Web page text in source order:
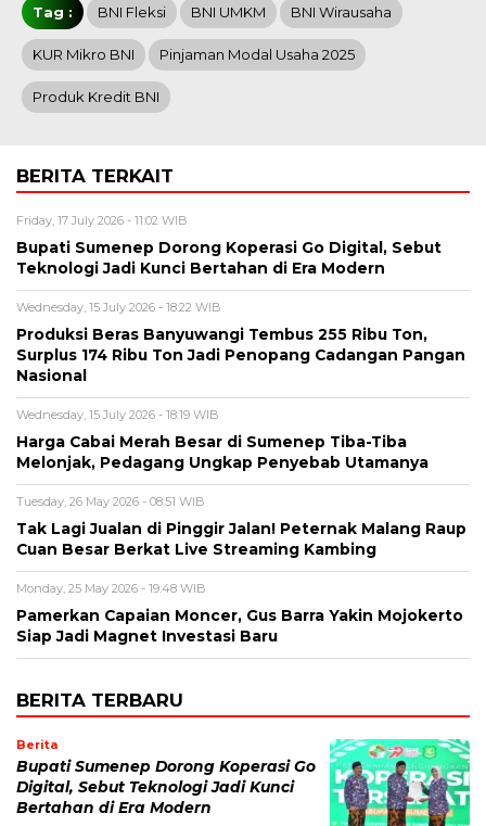
Tag : BNI Fleksi BNI UMKM BNI Wirausaha
KUR Mikro BNI Pinjaman Modal Usaha 2025
Produk Kredit BNI
BERITA TERKAIT
Friday, 17 July 2026 - 11:02 WIB
Bupati Sumenep Dorong Koperasi Go Digital, Sebut
Teknologi Jadi Kunci Bertahan di Era Modern
Wednesday, 15 July 2026 - 18:22 WIB
Produksi Beras Banyuwangi Tembus 255 Ribu Ton,
Surplus 174 Ribu Ton Jadi Penopang Cadangan Pangan
Nasional
Wednesday, 15 July 2026 - 18:19 WIB
Harga Cabai Merah Besar di Sumenep Tiba-Tiba
Melonjak, Pedagang Ungkap Penyebab Utamanya
Tuesday, 26 May 2026 - 08:51 WIB
Tak Lagi Jualan di Pinggir Jalan! Peternak Malang Raup
Cuan Besar Berkat Live Streaming Kambing
Monday, 25 May 2026 - 19:48 WIB
Pamerkan Capaian Moncer, Gus Barra Yakin Mojokerto
Siap Jadi Magnet Investasi Baru
BERITA TERBARU
Berita
Bupati Sumenep Dorong Koperasi Go
Digital, Sebut Teknologi Jadi Kunci
Bertahan di Era Modern